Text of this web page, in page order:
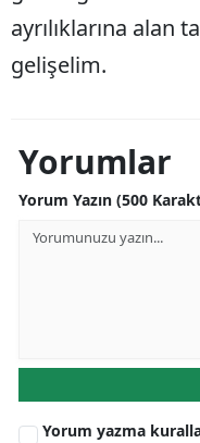
ayrılıklarına alan
gelişelim.
Yorumlar
Yorum Yazın (500
Yorum yazma